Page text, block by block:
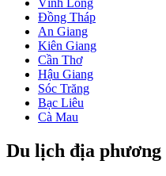
Vĩnh Long
Đồng Tháp
An Giang
Kiên Giang
Cần Thơ
Hậu Giang
Sóc Trăng
Bạc Liêu
Cà Mau
Du lịch địa phương